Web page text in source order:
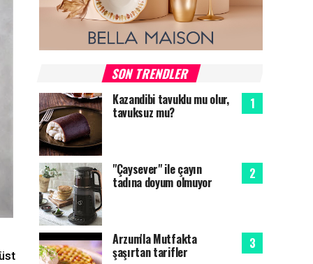
SON TRENDLER
Kazandibi tavuklu mu olur,
tavuksuz mu?
"Çaysever" ile çayın
tadına doyum olmuyor
Arzum'la Mutfakta
şaşırtan tarifler